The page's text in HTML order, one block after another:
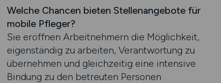
Welche Chancen bieten Stellenangebote für
mobile Pfleger?
Sie eröffnen Arbeitnehmern die Möglichkeit,
eigenständig zu arbeiten, Verantwortung zu
übernehmen und gleichzeitig eine intensive
Bindung zu den betreuten Personen